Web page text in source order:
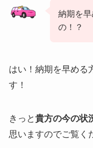
納期を
の！？
はい！納期を早める
す！
きっと 貴方の今の状
思いますのでご覧く